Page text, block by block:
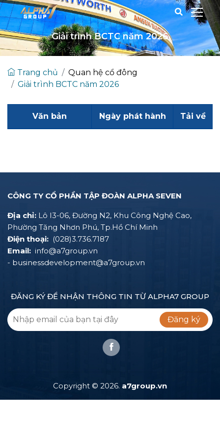
Giải trình BCTC năm 2026
Trang chủ
Quan hệ cổ đông
Giải trình BCTC năm 2026
Văn bản Ngày phát hành Tải về
CÔNG TY CỔ PHẦN TẬP ĐOÀN ALPHA SEVEN
Địa chỉ: Lô I3-06, Đường N2, Khu Công Nghệ Cao,
Phường Tăng Nhơn Phú, Tp.Hồ Chí Minh
Điện thoại: (028)3.736.7187
Email: info@a7group.vn
- businessdevelopment@a7group.vn
ĐĂNG KÝ ĐỂ NHẬN THÔNG TIN TỪ ALPHA7 GROUP
Đăng ký
Copyright © 2026. a7group.vn